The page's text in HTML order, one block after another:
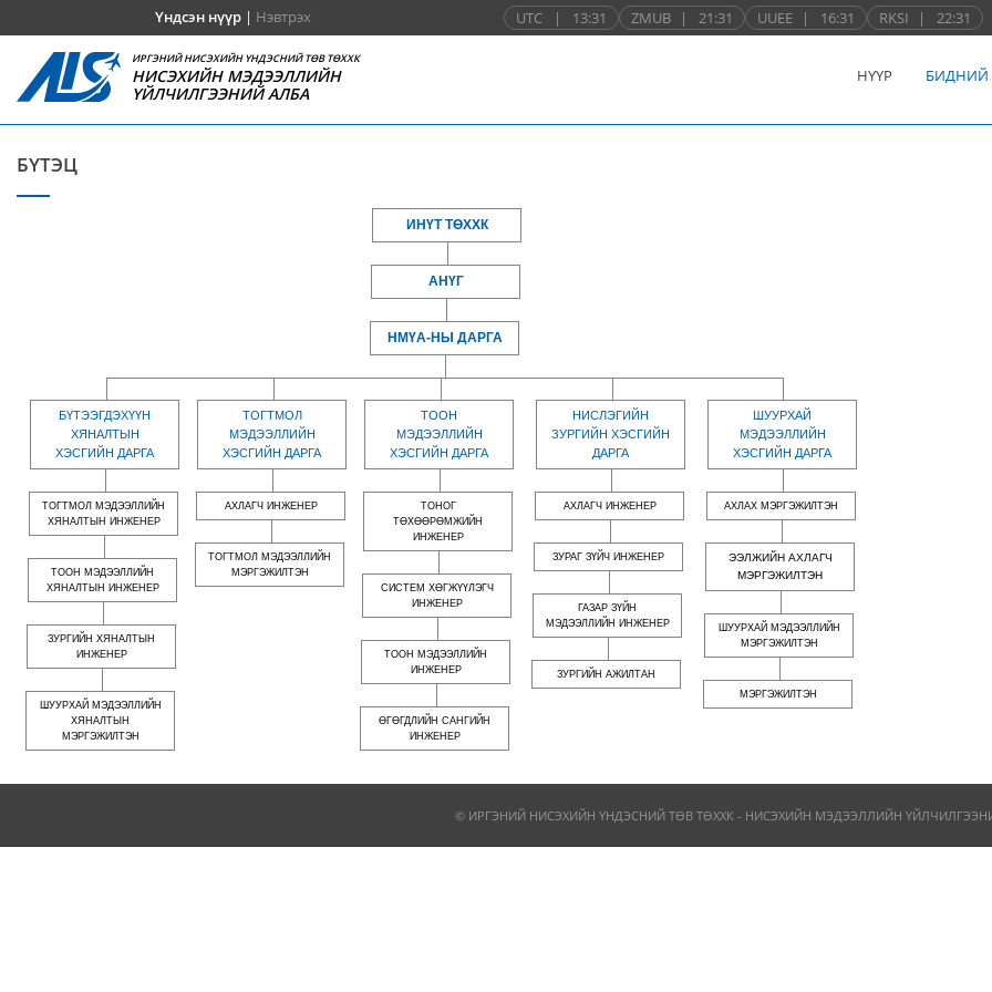
Үндсэн нүүр| Нэвтрэх UTC | 13:31 ZMUB | 21:31 UUEE | 16:31 RKSI | 22:31
ИРГЭНИЙ НИСЭХИЙН ҮНДЭСНИЙ ТӨВ ТӨХХК
НИСЭХИЙН МЭДЭЭЛЛИЙН
ҮЙЛЧИЛГЭЭНИЙ АЛБА
НҮҮР БИДНИЙ
БҮТЭЦ
ИНҮТ ТӨХХК
АНҮГ
НМҮА-НЫ ДАРГА
БҮТЭЭГДЭХҮҮН
ХЯНАЛТЫН
ХЭСГИЙН ДАРГА
ТОГТМОЛ МЭДЭЭЛЛИЙН
ХЯНАЛТЫН ИНЖЕНЕР
ТООН МЭДЭЭЛЛИЙН
ХЯНАЛТЫН ИНЖЕНЕР
ЗУРГИЙН ХЯНАЛТЫН
ИНЖЕНЕР
ШУУРХАЙ МЭДЭЭЛЛИЙН
ХЯНАЛТЫН
МЭРГЭЖИЛТЭН
ТОГТМОЛ
МЭДЭЭЛЛИЙН
ХЭСГИЙН ДАРГА
АХЛАГЧ ИНЖЕНЕР
ТОГТМОЛ МЭДЭЭЛЛИЙН
МЭРГЭЖИЛТЭН
ТООН
МЭДЭЭЛЛИЙН
ХЭСГИЙН ДАРГА
ТОНОГ
ТӨХӨӨРӨМЖИЙН
ИНЖЕНЕР
СИСТЕМ ХӨГЖҮҮЛЭГЧ
ИНЖЕНЕР
ТООН МЭДЭЭЛЛИЙН
ИНЖЕНЕР
ӨГӨГДЛИЙН САНГИЙН
ИНЖЕНЕР
НИСЛЭГИЙН
ЗУРГИЙН ХЭСГИЙН
ДАРГА
АХЛАГЧ ИНЖЕНЕР
ЗУРАГ ЗҮЙЧ ИНЖЕНЕР
ГАЗАР ЗҮЙН
МЭДЭЭЛЛИЙН ИНЖЕНЕР
ЗУРГИЙН АЖИЛТАН
ШУУРХАЙ
МЭДЭЭЛЛИЙН
ХЭСГИЙН ДАРГА
АХЛАХ МЭРГЭЖИЛТЭН
ЭЭЛЖИЙН АХЛАГЧ
МЭРГЭЖИЛТЭН
ШУУРХАЙ МЭДЭЭЛЛИЙН
МЭРГЭЖИЛТЭН
МЭРГЭЖИЛТЭН
© ИРГЭНИЙ НИСЭХИЙН ҮНДЭСНИЙ ТӨВ ТӨХХК - НИСЭХИЙН МЭДЭЭЛЛИЙН